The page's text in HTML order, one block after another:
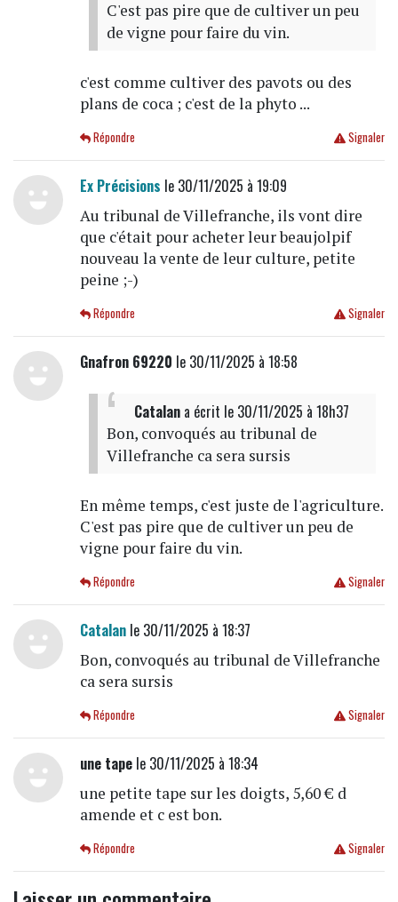
C'est pas pire que de cultiver un peu
de vigne pour faire du vin.
c'est comme cultiver des pavots ou des
plans de coca ; c'est de la phyto ...
Signaler
Répondre
Ex Précisions le 30/11/2025 à 19:09
Au tribunal de Villefranche, ils vont dire
que c'était pour acheter leur beaujolpif
nouveau la vente de leur culture, petite
peine ;-)
Signaler
Répondre
Gnafron 69220 le 30/11/2025 à 18:58
Catalana écrit le 30/11/2025 à 18h37
Bon, convoqués au tribunal de
Villefranche ca sera sursis
En même temps, c'est juste de l'agriculture.
C'est pas pire que de cultiver un peu de
vigne pour faire du vin.
Signaler
Répondre
Catalanle 30/11/2025 à 18:37
Bon, convoqués au tribunal de Villefranche
ca sera sursis
Signaler
Répondre
une tapele 30/11/2025 à 18:34
une petite tape sur les doigts, 5,60 € d
amende et c est bon.
Signaler
Répondre